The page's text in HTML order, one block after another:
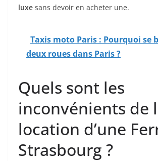
luxe sans devoir en acheter une.
Taxis moto Paris : Pourquoi se
deux roues dans Paris ?
Quels sont les
inconvénients de
location d’une
Strasbourg ?